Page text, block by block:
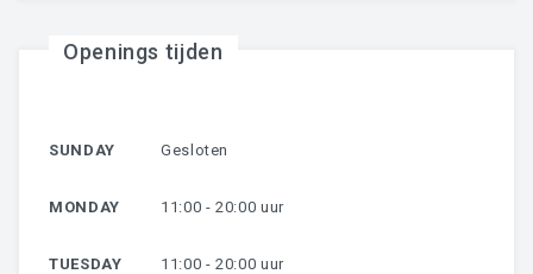
Openings tijden
SUNDAY Gesloten
MONDAY 11:00 - 20:00 uur
TUESDAY 11:00 - 20:00 uur